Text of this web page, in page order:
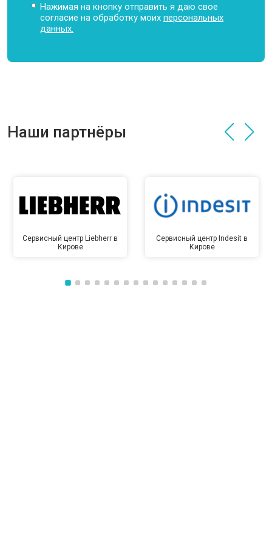
Нажимая на кнопку отправить я даю свое
согласие на обработку моихперсональных
данных.
Наши партнёры
Сервисный центр Liebherr в
Кирове
Сервисный центр Indesit в
Кирове